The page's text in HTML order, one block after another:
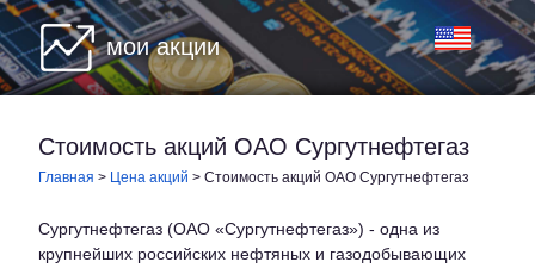
мои акции
Стоимость акций ОАО Сургутнефтегаз
Главная > Цена акций >Стоимость акций ОАО Сургутнефтегаз
Сургутнефтегаз (ОАО «Сургутнефтегаз») - одна из
крупнейших российских нефтяных и газодобывающих